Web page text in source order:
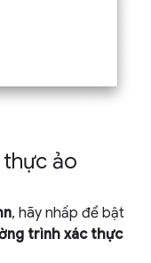
ảo
, hãy nhấp để bật
trình xác thực